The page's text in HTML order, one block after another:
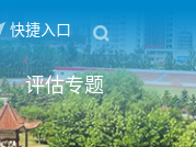
快捷入口
评估专题